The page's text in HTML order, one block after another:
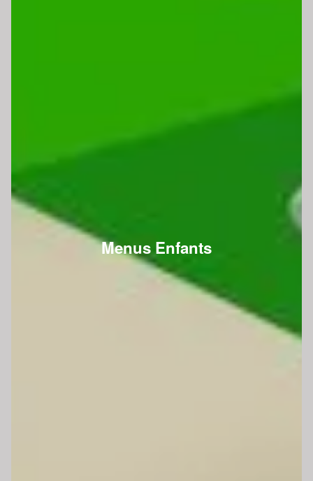
Menus Enfants